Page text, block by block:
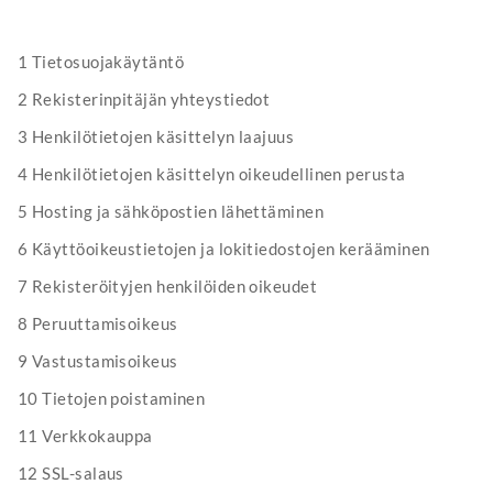
1 Tietosuojakäytäntö
2 Rekisterinpitäjän yhteystiedot
3 Henkilötietojen käsittelyn laajuus
4 Henkilötietojen käsittelyn oikeudellinen perusta
5 Hosting ja sähköpostien lähettäminen
6 Käyttöoikeustietojen ja lokitiedostojen kerääminen
7 Rekisteröityjen henkilöiden oikeudet
8 Peruuttamisoikeus
9 Vastustamisoikeus
10 Tietojen poistaminen
11 Verkkokauppa
12 SSL-salaus